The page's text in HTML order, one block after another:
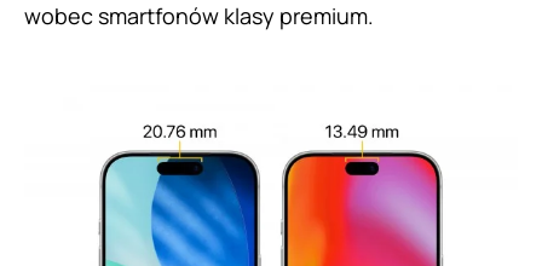
wobec smartfonów klasy premium.